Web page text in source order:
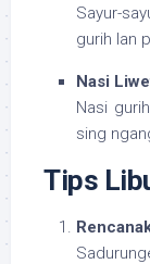
Sayur-
gurih lan
Nasi
Nasi
sing
Tips